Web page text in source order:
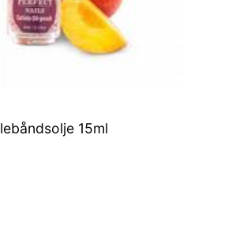
15ml